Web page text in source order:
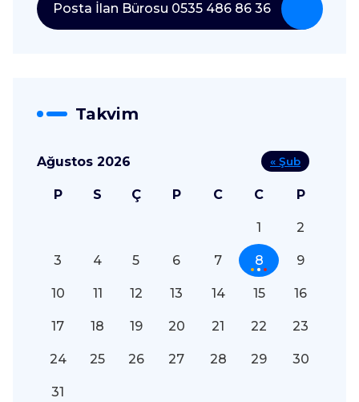
Posta İlan Bürosu 0535 486 86 36
Takvim
Ağustos 2026
P S Ç P C C P
1 2
3 4 5 6 7 8 9
10 11 12 13 14 15 16
17 18 19 20 21 22 23
24 25 26 27 28 29 30
31
« Şub